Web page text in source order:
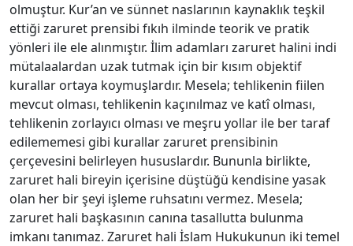
olmuştur. Kur’an ve sünnet naslarının kaynaklık teşkil
ettiği zaruret prensibi fıkıh ilminde teorik ve pratik
yönleri ile ele alınmıştır. İlim adamları zaruret halini indi
mütalaalardan uzak tutmak için bir kısım objektif
kurallar ortaya koymuşlardır. Mesela; tehlikenin fiilen
mevcut olması, tehlikenin kaçınılmaz ve katî olması,
tehlikenin zorlayıcı olması ve meşru yollar ile ber taraf
edilememesi gibi kurallar zaruret prensibinin
çerçevesini belirleyen hususlardır. Bununla birlikte,
zaruret hali bireyin içerisine düştüğü kendisine yasak
olan her bir şeyi işleme ruhsatını vermez. Mesela;
zaruret hali başkasının canına tasallutta bulunma
imkanı tanımaz. Zaruret hali İslam Hukukunun iki temel